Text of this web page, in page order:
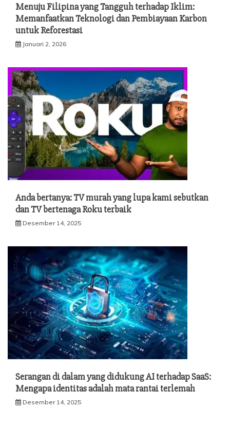
Menuju Filipina yang Tangguh terhadap Iklim:
Memanfaatkan Teknologi dan Pembiayaan Karbon
untuk Reforestasi
Januari 2, 2026
Anda bertanya: TV murah yang lupa kami sebutkan
dan TV bertenaga Roku terbaik
Desember 14, 2025
Serangan di dalam yang didukung AI terhadap SaaS:
Mengapa identitas adalah mata rantai terlemah
Desember 14, 2025